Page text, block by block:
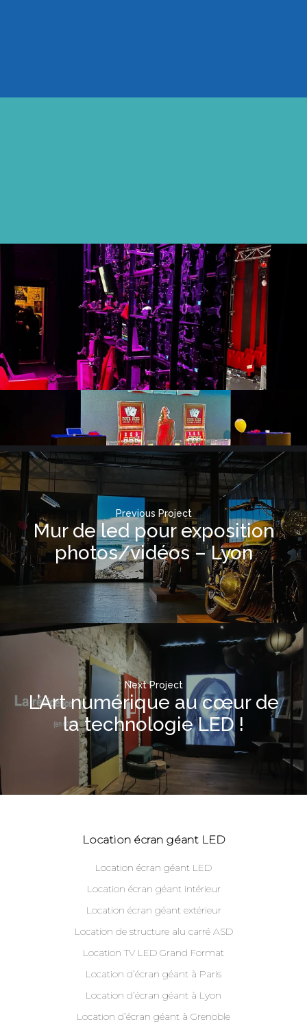
Previous Project
Mur de led pour exposition
photos/vidéos – Lyon
Next Project
L’Art numérique au cœur de
la technologie LED !
Location écran géant LED
Location écran géant LED
Location écran géant intérieur
Location écran géant extérieur
Location de structure alu carré ASD
Location TV LED Grand Format
Location d’écran géant à Paris
Location d’écran géant à Lyon
Location d’écran géant à Grenoble